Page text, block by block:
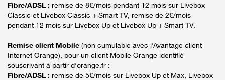
Fibre/ADSL : remise de 8€/mois pendant 12 mois sur Livebox
Classic et Livebox Classic + Smart TV, remise de 2€/mois
pendant 12 mois sur Livebox Up et Livebox Up + Smart TV.
Remise client Mobile (non cumulable avec l’Avantage client
Internet Orange), pour un client Mobile Orange identifié
souscrivant à partir d’orange.fr :
Fibre/ADSL : remise de 5€/mois sur Livebox Up et Max, Livebox